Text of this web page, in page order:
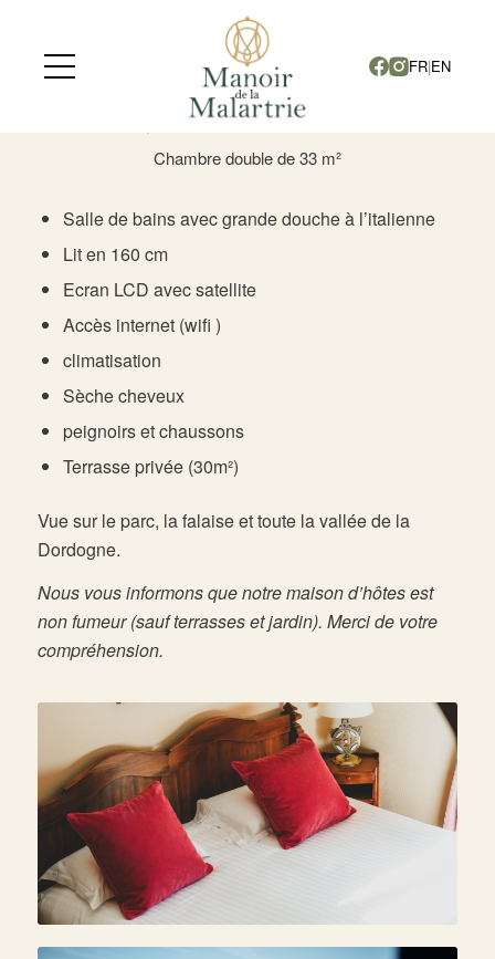
LA CHAMBRE
MALARTRIE
Chambre double de 33 m²
Salle de bains avec grande douche à l’italienne
Lit en 160 cm
Ecran LCD avec satellite
Accès internet (wifi )
climatisation
Sèche cheveux
peignoirs et chaussons
Terrasse privée (30m²)
Vue sur le parc, la falaise et toute la vallée de la
Dordogne.
Nous vous informons que notre maison d’hôtes est
non fumeur (sauf terrasses et jardin). Merci de votre
compréhension.
FR|EN